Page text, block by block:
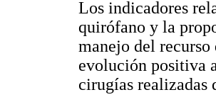
Los indicadores
quirófano y la
manejo del recurso
evolución positiva
cirugías realizadas